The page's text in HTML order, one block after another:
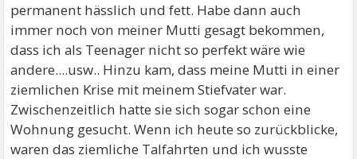
permanent hässlich und fett. Habe dann auch
immer noch von meiner Mutti gesagt bekommen,
dass ich als Teenager nicht so perfekt wäre wie
andere....usw.. Hinzu kam, dass meine Mutti in einer
ziemlichen Krise mit meinem Stiefvater war.
Zwischenzeitlich hatte sie sich sogar schon eine
Wohnung gesucht. Wenn ich heute so zurückblicke,
waren das ziemliche Talfahrten und ich wusste